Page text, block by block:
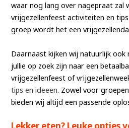
waar nog lang over nagepraat zal
vrijgezellenfeest activiteiten en
groep wordt het een
Daarnaast kijken wij natuurlijk ook
jullie op zoek zijn naar een
vrijgezellenfeest of
tips en ideeën. Zowel voor
bieden wij altijd een passende